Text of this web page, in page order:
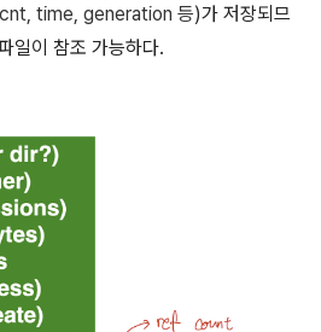
time, generation 등)가 저장되므
일이 참조 가능하다.